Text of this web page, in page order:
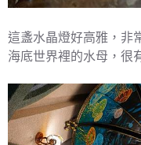
這盞水晶燈好高雅，非
海底世界裡的水母，很